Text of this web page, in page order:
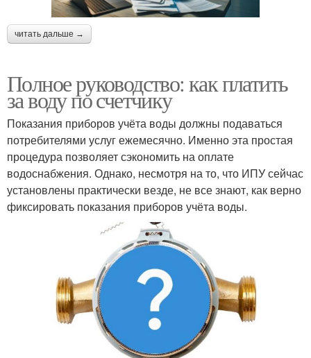
читать дальше →
Полное руководство: как платить
за воду по счетчику
Показания приборов учёта воды должны подаваться
потребителями услуг ежемесячно. Именно эта простая
процедура позволяет сэкономить на оплате
водоснабжения. Однако, несмотря на то, что ИПУ сейчас
установлены практически везде, не все знают, как верно
фиксировать показания приборов учёта воды.